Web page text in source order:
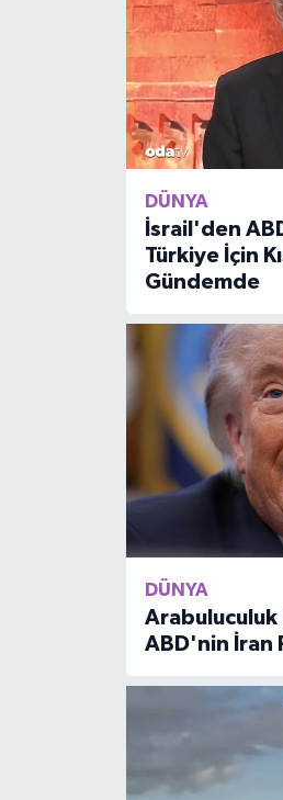
DÜNYA
İsrail'den
Türkiye İçin
Gündemde
DÜNYA
ABD'nin İran